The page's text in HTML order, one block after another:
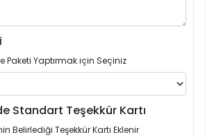
Paketi Yaptırmak için Seçiniz
Standart Teşekkür Kartı
Belirlediği Teşekkür Kartı Eklenir